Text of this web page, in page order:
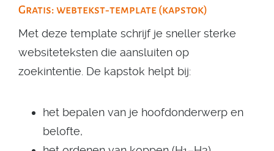
Gratis: webtekst‑template (kapstok)
Met deze template schrijf je sneller sterke
websiteteksten die aansluiten op
zoekintentie. De kapstok helpt bij:
het bepalen van je hoofdonderwerp en
belofte,